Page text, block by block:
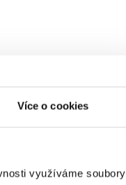
Více o cookies
využíváme soubory